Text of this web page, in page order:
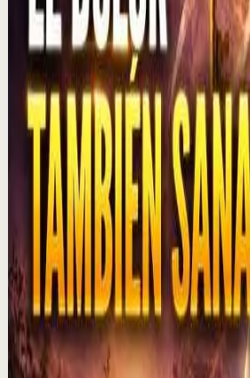
→
1:01:47
YouTube Charla
Recuperación Suave
MOTIVERSITY - LO MEJOR
2026 (HASTA AHORA) | 1
MOTIVACIÓN
Motiversity en Español•6 ago
¡Lo MEJOR de 2026 hasta ahora!
motivacional de una hora,
nuestros vídeos favoritos de 2026.
3.1Kvisualizaciones